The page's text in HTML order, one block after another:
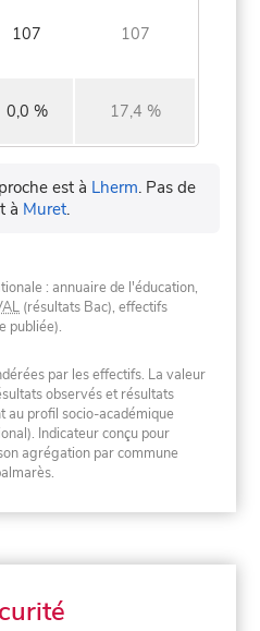
107 107
0,0 % 17,4 %
est à Lherm. Pas de
à Muret.
: annuaire de l'éducation,
(résultats Bac), effectifs
publiée).
par les effectifs. La valeur
observés et résultats
au profil socio-académique
Indicateur conçu pour
agrégation par commune